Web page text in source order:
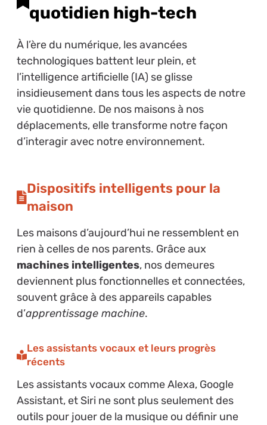
quotidien high-tech
À l’ère du numérique, les avancées
technologiques battent leur plein, et
l’intelligence artificielle (IA) se glisse
insidieusement dans tous les aspects de notre
vie quotidienne. De nos maisons à nos
déplacements, elle transforme notre façon
d’interagir avec notre environnement.
Dispositifs intelligents pour la
maison
Les maisons d’aujourd’hui ne ressemblent en
rien à celles de nos parents. Grâce aux
machines intelligentes, nos demeures
deviennent plus fonctionnelles et connectées,
souvent grâce à des appareils capables
d’apprentissage machine.
Les assistants vocaux et leurs progrès
récents
Les assistants vocaux comme Alexa, Google
Assistant, et Siri ne sont plus seulement des
outils pour jouer de la musique ou définir une